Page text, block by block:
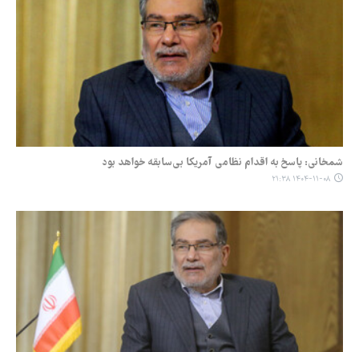
شمخانی: پاسخ به اقدام نظامی آمریکا بی‌سابقه خواهد بود
۱۴۰۴-۱۱-۰۸ ۲۱:۳۸